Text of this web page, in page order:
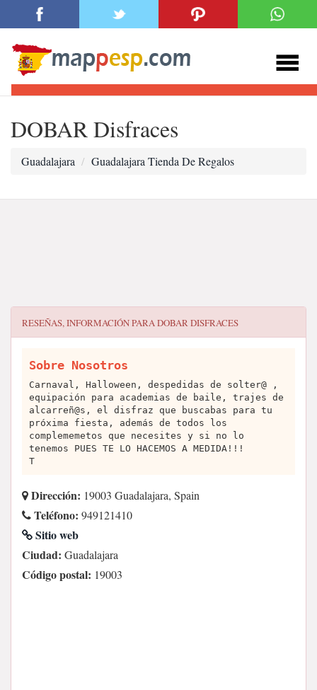
DOBAR Disfraces
Guadalajara Guadalajara Tienda De Regalos
RESEÑAS, INFORMACIÓN PARADOBAR DISFRACES
Sobre Nosotros
Carnaval, Halloween, despedidas de solter@ ,
equipación para academias de baile, trajes de
alcarreñ@s, el disfraz que buscabas para tu
próxima fiesta, además de todos los
complememetos que necesites y si no lo
tenemos PUES TE LO HACEMOS A MEDIDA!!!
T
Dirección: 19003 Guadalajara, Spain
Teléfono: 949121410
Sitio web
Ciudad: Guadalajara
Código postal: 19003